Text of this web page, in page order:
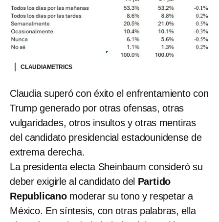
CLAUDIAMETRICS
Claudia superó con éxito el enfrentamiento con
Trump generado por otras ofensas, otras
vulgaridades, otros insultos y otras mentiras
del candidato presidencial estadounidense de
extrema derecha.
La presidenta electa Sheinbaum consideró su
deber exigirle al candidato del Partido
Republicanomoderar su tono y respetar a
México. En síntesis, con otras palabras, ella